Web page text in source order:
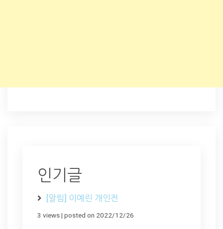
인기글
[알림] 이예린 개인전
3 views| posted on 2022/12/26